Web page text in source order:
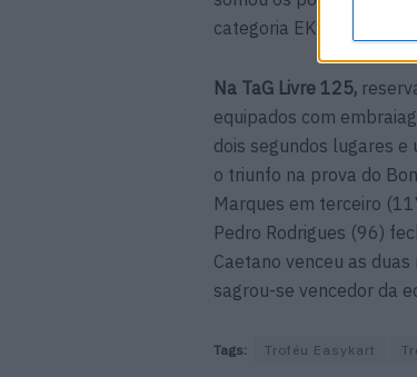
categoria EK125.
Na TaG Livre 125,
equipados com
dois segundos lugares
o triunfo na prova do
Marques em terceiro
Pedro Rodrigues (96)
Caetano venceu as
sagrou-se vencedor da
Tags: Troféu Easykart